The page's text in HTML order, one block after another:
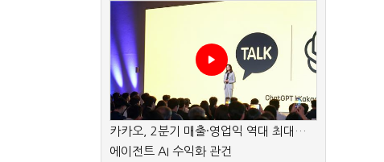
카카오, 2분기 매출·영업익 역대 최대…
에이전트 AI 수익화 관건